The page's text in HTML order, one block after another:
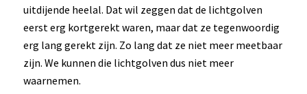
uitdijende heelal. Dat wil zeggen dat de lichtgolven
eerst erg kortgerekt waren, maar dat ze tegenwoordig
erg lang gerekt zijn. Zo lang dat ze niet meer meetbaar
zijn. We kunnen die lichtgolven dus niet meer
waarnemen.